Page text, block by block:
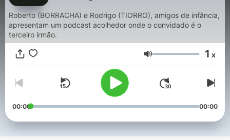
Roberto (BORRACHA) e Rodrigo (TIORRO), amigos de infância,
apresentam um podcast acolhedor onde o convidado é o
terceiro irmão.
Volume 1 x
00:00 00:00